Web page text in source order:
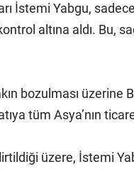
İstemi Yabgu,
altına aldı. Bu,
bozulması üzerine
tüm Asya’nın
üzere, İstemi